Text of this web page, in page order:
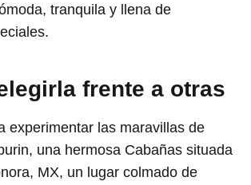
tranquila y llena de
frente a otras
experimentar las maravillas de
una hermosa Cabañas situada
MX, un lugar colmado de